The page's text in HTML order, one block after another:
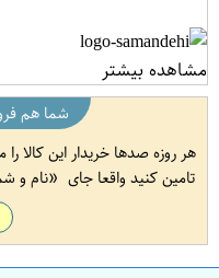
مشاهده بیشتر
شما هم
هر روزه صدها خریدار این کالا
تامین کنید واقعا جای
نام و